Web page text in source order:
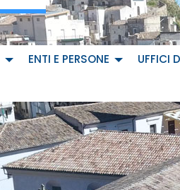
ENTI E PERSONE UFFICI